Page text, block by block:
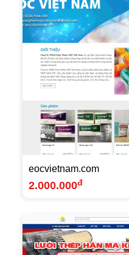
eocvietnam.com
2.000.000đ